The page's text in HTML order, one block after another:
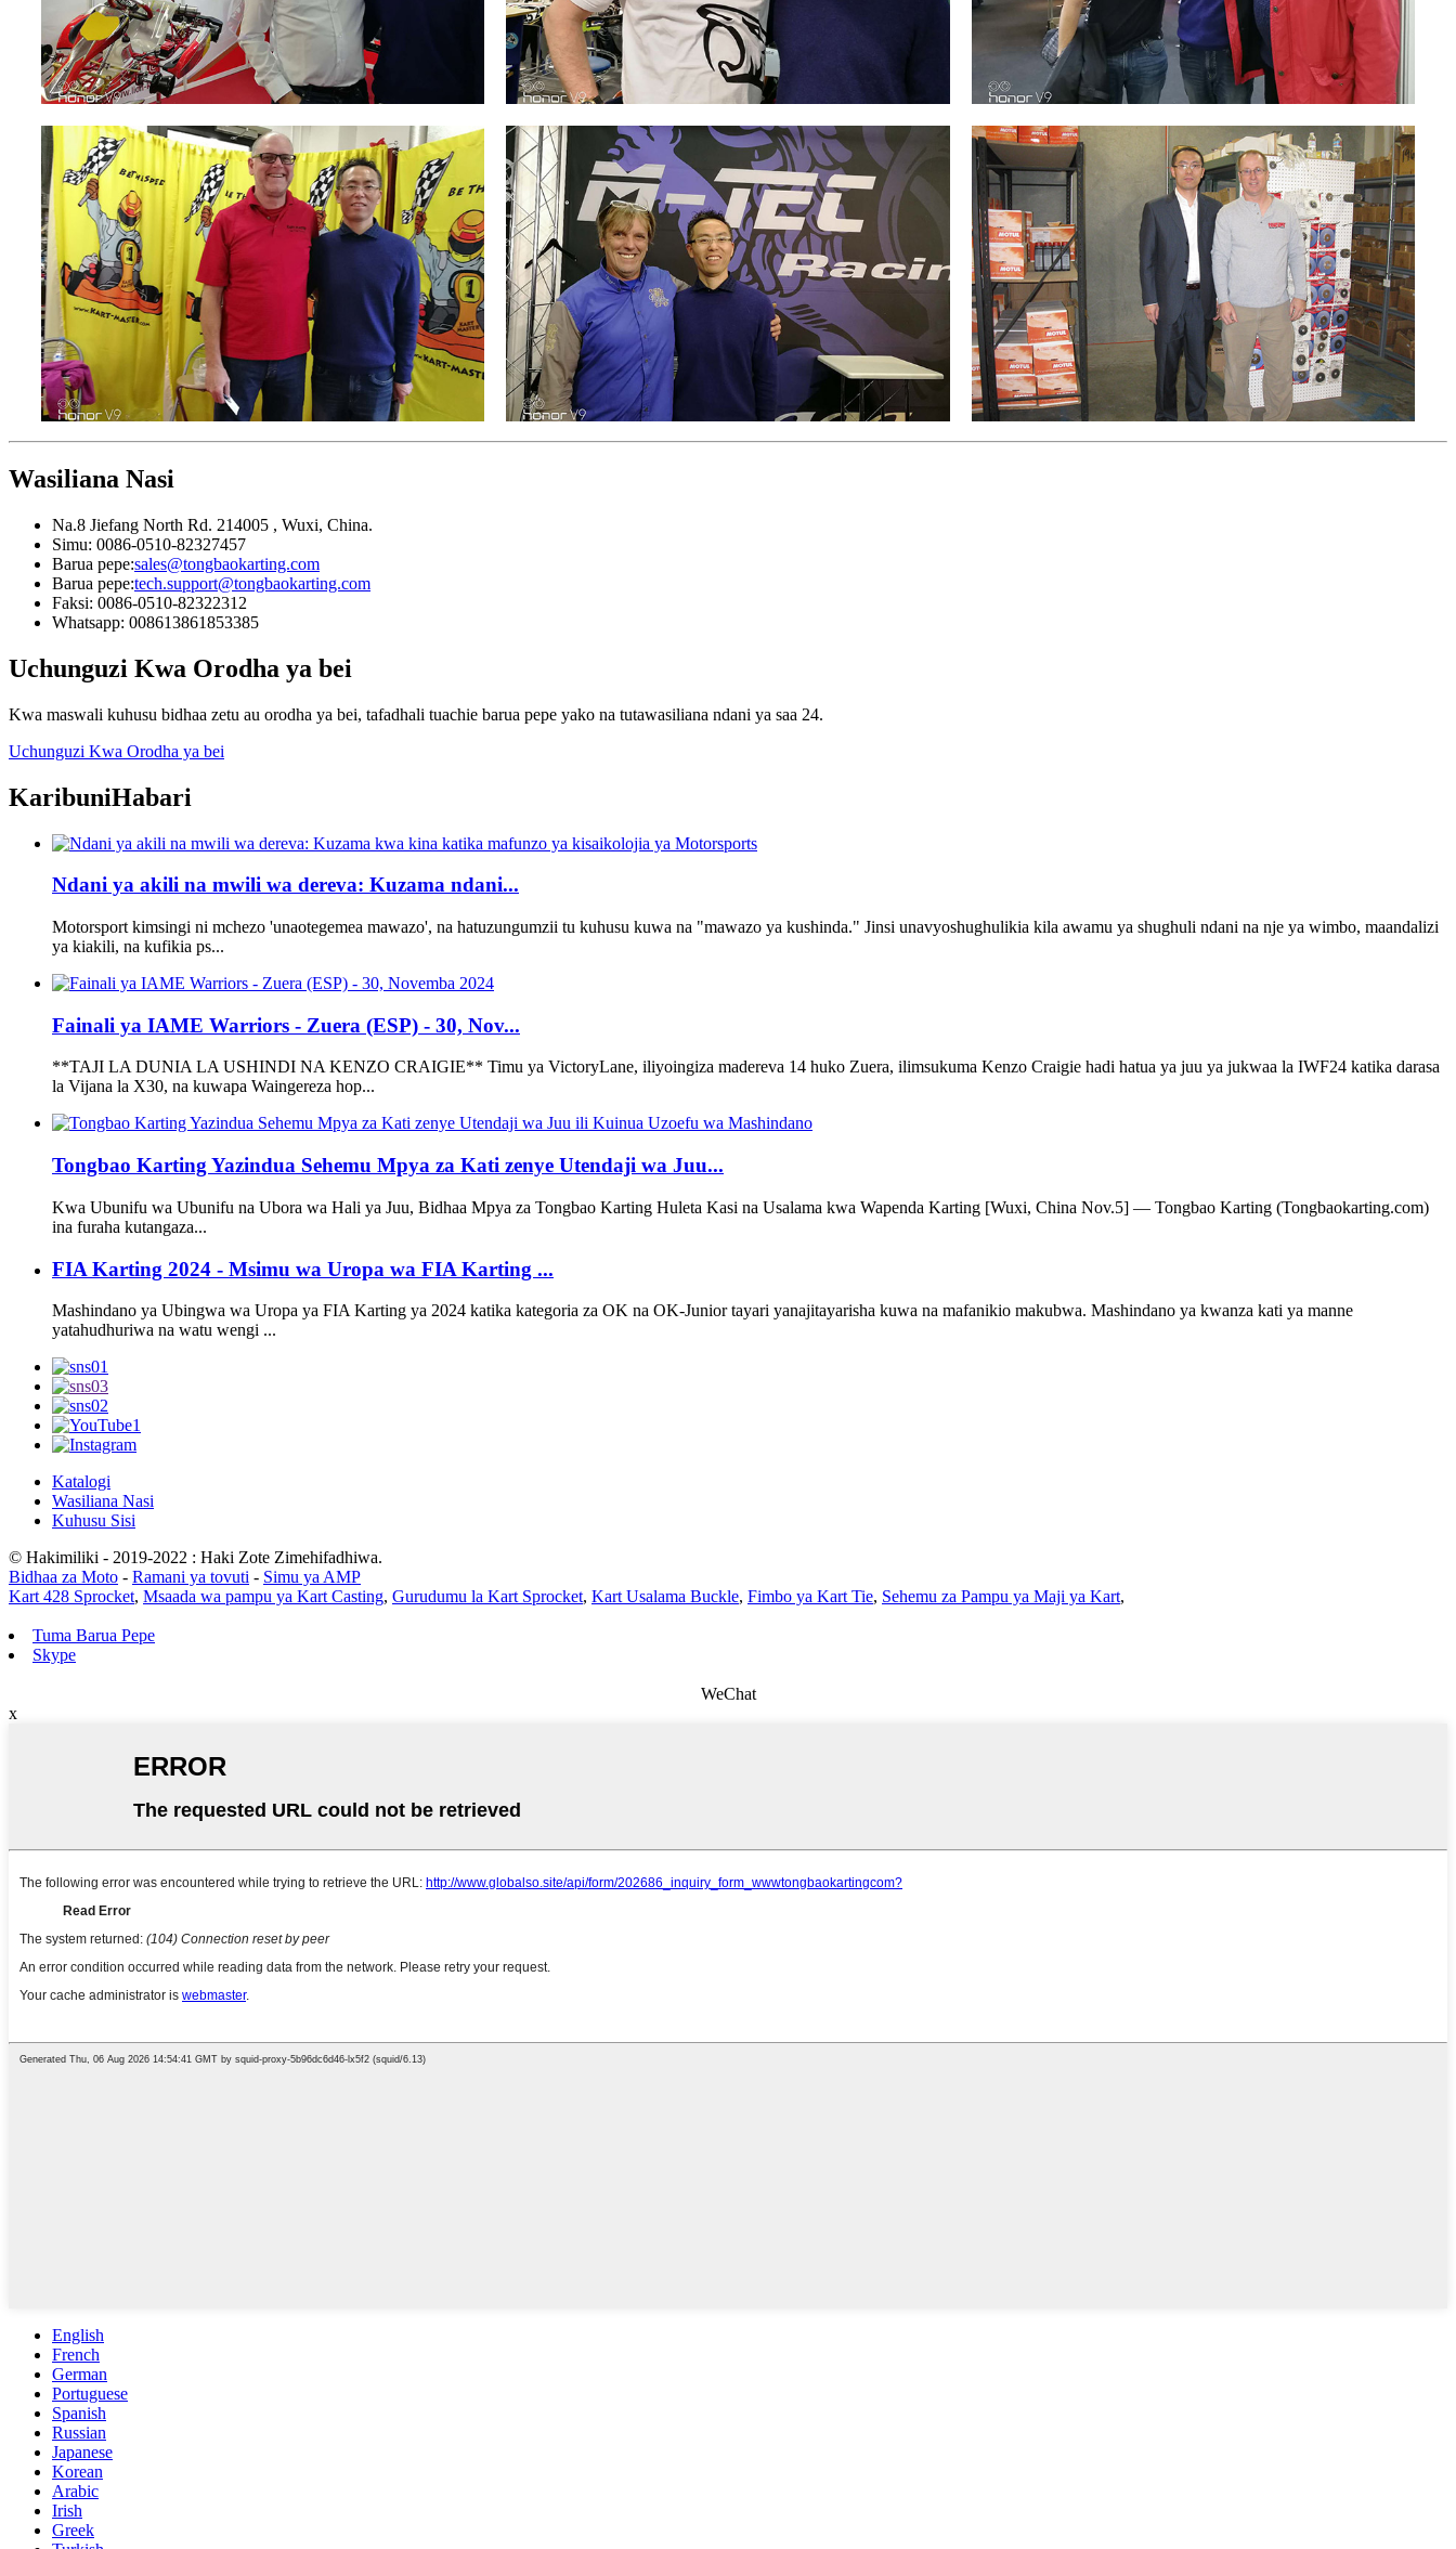
Wasiliana Nasi
Na.8 Jiefang North Rd. 214005 , Wuxi, China.
Simu: 0086-0510-82327457
Barua pepe:sales@tongbaokarting.com
Barua pepe:tech.support@tongbaokarting.com
Faksi: 0086-0510-82322312
Whatsapp: 008613861853385
Uchunguzi Kwa Orodha ya bei
Kwa maswali kuhusu bidhaa zetu au orodha ya bei, tafadhali tuachie barua pepe yako na tutawasiliana ndani ya saa 24.
Uchunguzi Kwa Orodha ya bei
KaribuniHabari
Ndani ya akili na mwili wa dereva: Kuzama ndani...
Motorsport kimsingi ni mchezo 'unaotegemea mawazo', na hatuzungumzii tu kuhusu kuwa na "mawazo ya kushinda." Jinsi unavyoshughulikia kila awamu ya shughuli ndani na nje ya wimbo, maandalizi
ya kiakili, na kufikia ps...
Fainali ya IAME Warriors - Zuera (ESP) - 30, Nov...
**TAJI LA DUNIA LA USHINDI NA KENZO CRAIGIE** Timu ya VictoryLane, iliyoingiza madereva 14 huko Zuera, ilimsukuma Kenzo Craigie hadi hatua ya juu ya jukwaa la IWF24 katika darasa
la Vijana la X30, na kuwapa Waingereza hop...
Tongbao Karting Yazindua Sehemu Mpya za Kati zenye Utendaji wa Juu...
Kwa Ubunifu wa Ubunifu na Ubora wa Hali ya Juu, Bidhaa Mpya za Tongbao Karting Huleta Kasi na Usalama kwa Wapenda Karting [Wuxi, China Nov.5] — Tongbao Karting (Tongbaokarting.com)
ina furaha kutangaza...
FIA Karting 2024 - Msimu wa Uropa wa FIA Karting ...
Mashindano ya Ubingwa wa Uropa ya FIA Karting ya 2024 katika kategoria za OK na OK-Junior tayari yanajitayarisha kuwa na mafanikio makubwa. Mashindano ya kwanza kati ya manne
yatahudhuriwa na watu wengi ...
Katalogi
Wasiliana Nasi
Kuhusu Sisi
© Hakimiliki - 2019-2022 : Haki Zote Zimehifadhiwa.
Bidhaa za Moto - Ramani ya tovuti - Simu ya AMP
Kart 428 Sprocket, Msaada wa pampu ya Kart Casting, Gurudumu la Kart Sprocket, Kart Usalama Buckle, Fimbo ya Kart Tie, Sehemu za Pampu ya Maji ya Kart,
Tuma Barua Pepe
Skype
WeChat
x
English
French
German
Portuguese
Spanish
Russian
Japanese
Korean
Arabic
Irish
Greek